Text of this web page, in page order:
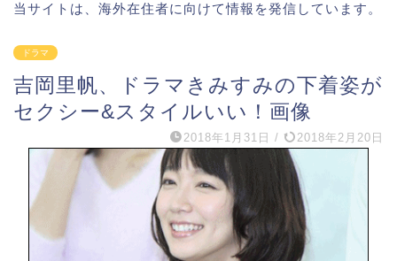
当サイトは、海外在住者に向けて情報を発信しています。
ドラマ
吉岡里帆、ドラマきみすみの下着姿が
セクシー&スタイルいい！画像
2018年1月31日 / 2018年2月20日